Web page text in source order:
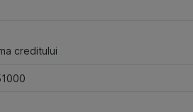
creditului